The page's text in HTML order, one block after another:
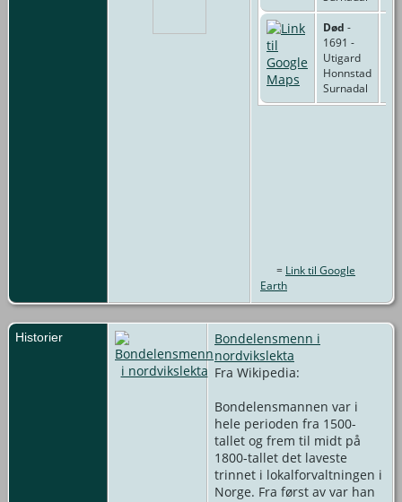
Død -
1691 -
Utigard
Honnstad
Surnadal
= Link til Google
Earth
Historier
Bondelensmenn i
nordvikslekta
Fra Wikipedia:
Bondelensmannen var i
hele perioden fra 1500-
tallet og frem til midt på
1800-tallet det laveste
trinnet i lokalforvaltningen i
Norge. Fra først av var han